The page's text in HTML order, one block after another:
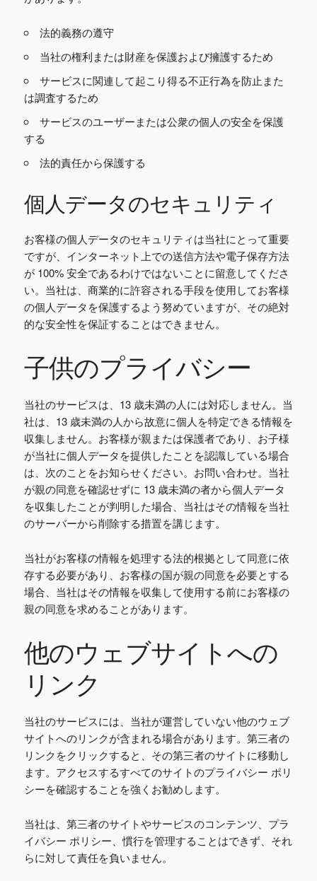
法的義務の遵守
当社の権利または財産を保護および擁護するため
サービスに関連して起こり得る不正行為を防止また
は調査するため
サービスのユーザーまたは公衆の個人の安全を保護
する
法的責任から保護する
個人データのセキュリティ
お客様の個人データのセキュリティは当社にとって重要
ですが、インターネット上での送信方法や電子保存方法
が 100% 安全であるわけではないことに留意してくださ
い。当社は、商業的に許容される手段を使用してお客様
の個人データを保護するよう努めていますが、その絶対
的な安全性を保証することはできません。
子供のプライバシー
当社のサービスは、13 歳未満の人には対応しません。当
社は、13 歳未満の人から故意に個人を特定できる情報を
収集しません。お客様が親または保護者であり、お子様
が当社に個人データを提供したことを認識している場合
は、次のことをお知らせください。お問い合わせ。当社
が親の同意を確認せずに 13 歳未満の者から個人データ
を収集したことが判明した場合、当社はその情報を当社
のサーバーから削除する措置を講じます。
当社がお客様の情報を処理する法的根拠として同意に依
存する必要があり、お客様の国が親の同意を必要とする
場合、当社はその情報を収集して使用する前にお客様の
親の同意を求めることがあります。
他のウェブサイトへの
リンク
当社のサービスには、当社が運営していない他のウェブ
サイトへのリンクが含まれる場合があります。第三者の
リンクをクリックすると、その第三者のサイトに移動し
ます。アクセスするすべてのサイトのプライバシー ポリ
シーを確認することを強くお勧めします。
当社は、第三者のサイトやサービスのコンテンツ、プラ
イバシー ポリシー、慣行を管理することはできず、それ
らに対して責任を負いません。